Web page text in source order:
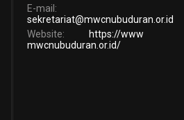
E-mail:
sekretariat@mwcnubuduran.or.id
Website:
https://www
mwcnubuduran.or.id/